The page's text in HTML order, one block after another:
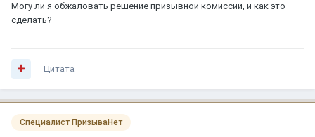
Могу ли я обжаловать решение призывной комиссии, и как это
сделать?
Цитата
Специалист ПризываНет